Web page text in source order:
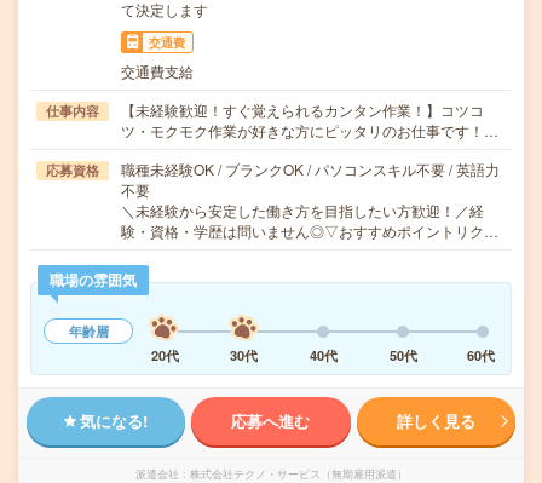
て決定します
交通費
交通費支給
仕事内容
【未経験歓迎！すぐ覚えられるカンタン作業！】コツコ
ツ・モクモク作業が好きな方にピッタリのお仕事です！…
応募資格
職種未経験OK / ブランクOK / パソコンスキル不要 / 英語力
不要
＼未経験から安定した働き方を目指したい方歓迎！／経
験・資格・学歴は問いません◎▽おすすめポイントリク…
職場の雰囲気
年齢層
20代
30代 40代 50代 60代
気になる! 応募へ進む 詳しく見る
派遣会社 株式会社テクノ・サービス（無期雇用派遣）